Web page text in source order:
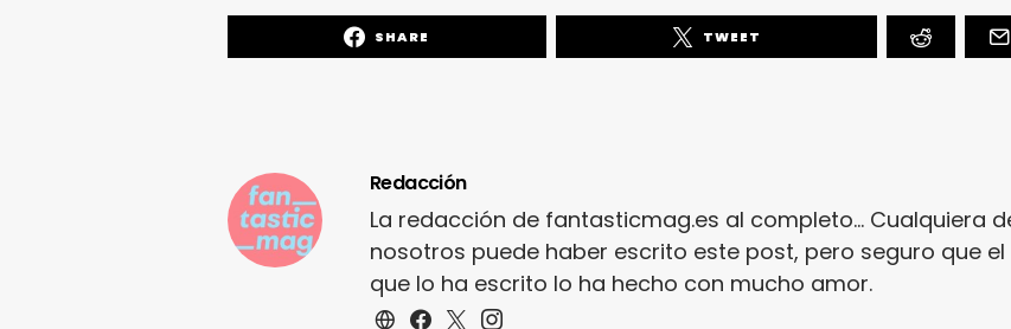
SHARE TWEET
Redacción
La redacción de fantasticmag.es al completo... Cualquiera
nosotros puede haber escrito este post, pero seguro que el
que lo ha escrito lo ha hecho con mucho amor.